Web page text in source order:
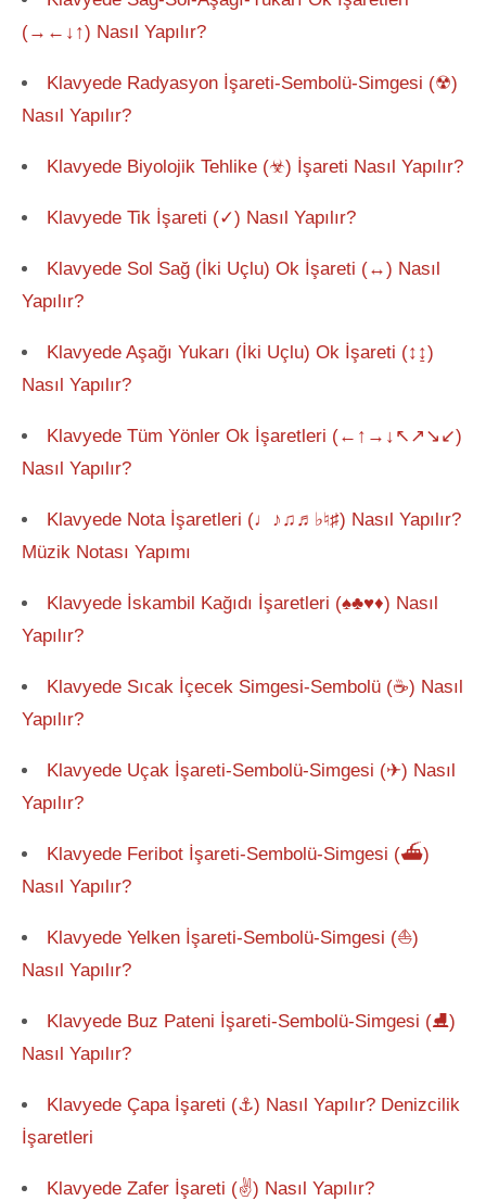
(→←↓↑) Nasıl Yapılır?
Klavyede Radyasyon İşareti-Sembolü-Simgesi (☢)
Nasıl Yapılır?
Klavyede Biyolojik Tehlike (☣) İşareti Nasıl Yapılır?
Klavyede Tik İşareti (✓) Nasıl Yapılır?
Klavyede Sol Sağ (İki Uçlu) Ok İşareti (↔) Nasıl
Yapılır?
Klavyede Aşağı Yukarı (İki Uçlu) Ok İşareti (↕↨)
Nasıl Yapılır?
Klavyede Tüm Yönler Ok İşaretleri (←↑→↓↖↗↘↙)
Nasıl Yapılır?
Klavyede Nota İşaretleri (♩♪♫♬♭♮♯) Nasıl Yapılır?
Müzik Notası Yapımı
Klavyede İskambil Kağıdı İşaretleri (♠♣♥♦) Nasıl
Yapılır?
Klavyede Sıcak İçecek Simgesi-Sembolü (☕) Nasıl
Yapılır?
Klavyede Uçak İşareti-Sembolü-Simgesi (✈) Nasıl
Yapılır?
Klavyede Feribot İşareti-Sembolü-Simgesi (⛴)
Nasıl Yapılır?
Klavyede Yelken İşareti-Sembolü-Simgesi (⛵)
Nasıl Yapılır?
Klavyede Buz Pateni İşareti-Sembolü-Simgesi (⛸)
Nasıl Yapılır?
Klavyede Çapa İşareti (⚓) Nasıl Yapılır? Denizcilik
İşaretleri
Klavyede Zafer İşareti (✌) Nasıl Yapılır?